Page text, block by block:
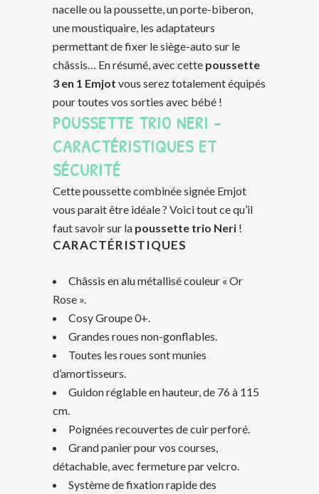
nacelle ou la poussette, un porte-biberon,
une moustiquaire, les adaptateurs
permettant de fixer le siège-auto sur le
châssis… En résumé, avec cette poussette
3 en 1 Emjot vous serez totalement équipés
pour toutes vos sorties avec bébé !
POUSSETTE TRIO NERI –
CARACTÉRISTIQUES ET
SÉCURITÉ
Cette poussette combinée signée Emjot
vous parait être idéale ? Voici tout ce qu’il
faut savoir sur la poussette trio Neri !
CARACTÉRISTIQUES
Châssis en alu métallisé couleur « Or
Rose ».
Cosy Groupe 0+.
Grandes roues non-gonflables.
Toutes les roues sont munies
d’amortisseurs.
Guidon réglable en hauteur, de 76 à 115
cm.
Poignées recouvertes de cuir perforé.
Grand panier pour vos courses,
détachable, avec fermeture par velcro.
Système de fixation rapide des